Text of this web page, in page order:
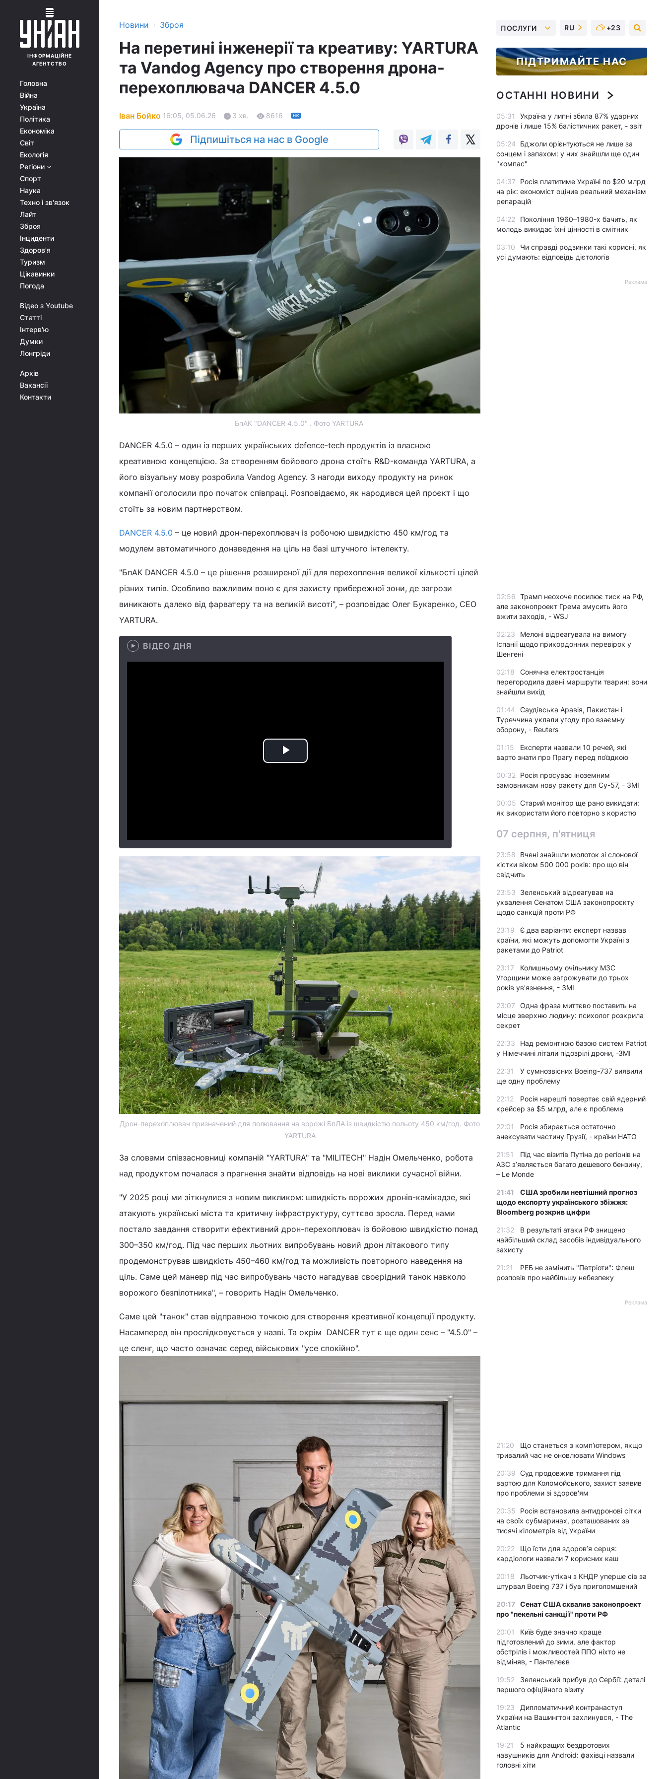
ІНФОРМАЦІЙНЕ
АГЕНТСТВО
Головна
Війна
Україна
Політика
Економіка
Світ
Екологія
Регіони
Спорт
Наука
Техно і зв'язок
Лайт
Зброя
Інциденти
Здоров'я
Туризм
Цікавинки
Погода
Відео з Youtube
Статті
Інтерв'ю
Думки
Лонгріди
Архів
Вакансії
Контакти
Новини › Зброя
На перетині інженерії та креативу: YARTURA
та Vandog Agency про створення дрона-
перехоплювача DANCER 4.5.0
Іван Бойко 16:05, 05.06.26 3 хв. 8616 НК
Підпишіться на нас в Google
БпАК "DANCER 4.5.0" . Фото YARTURA
DANCER 4.5.0 – один із перших українських defence-tech продуктів із власною
креативною концепцією. За створенням бойового дрона стоїть R&D-команда YARTURA, а
його візуальну мову розробила Vandog Agency. З нагоди виходу продукту на ринок
компанії оголосили про початок співпраці. Розповідаємо, як народився цей проєкт і що
стоїть за новим партнерством.
DANCER 4.5.0 – це новий дрон-перехоплювач із робочою швидкістю 450 км/год та
модулем автоматичного донаведення на ціль на базі штучного інтелекту.
"БпАК DANCER 4.5.0 – це рішення розширеної дії для перехоплення великої кількості цілей
різних типів. Особливо важливим воно є для захисту прибережної зони, де загрози
виникають далеко від фарватеру та на великій висоті", – розповідає Олег Букаренко, CEO
YARTURA.
ВІДЕО ДНЯ
Play
Дрон-перехоплювач призначений для полювання на ворожі БпЛА із швидкістю польоту 450 км/год. Фото
YARTURA
За словами співзасновниці компаній "YARTURA" та "MILITECH" Надін Омельченко, робота
над продуктом почалася з прагнення знайти відповідь на нові виклики сучасної війни.
"У 2025 році ми зіткнулися з новим викликом: швидкість ворожих дронів-камікадзе, які
атакують українські міста та критичну інфраструктуру, суттєво зросла. Перед нами
постало завдання створити ефективний дрон-перехоплювач із бойовою швидкістю понад
300–350 км/год. Під час перших льотних випробувань новий дрон літакового типу
продемонстрував швидкість 450–460 км/год та можливість повторного наведення на
ціль. Саме цей маневр під час випробувань часто нагадував своєрідний танок навколо
ворожого безпілотника", – говорить Надін Омельченко.
Саме цей "танок" став відправною точкою для створення креативної концепції продукту.
Насамперед він прослідковується у назві. Та окрім DANCER тут є ще один сенс – "4.5.0" –
це сленг, що часто означає серед військових "усе спокійно".
ПОСЛУГИ RU +23
ПІДТРИМАЙТЕ НАС
ОСТАННІ НОВИНИ
05:31
Україна у липні збила 87% ударних
дронів і лише 15% балістичних ракет, - звіт
05:24
Бджоли орієнтуються не лише за
сонцем і запахом: у них знайшли ще один
"компас"
04:37
Росія платитиме Україні по $20 млрд
на рік: економіст оцінив реальний механізм
репарацій
04:22
Покоління 1960–1980-х бачить, як
молодь викидає їхні цінності в смітник
03:10
Чи справді родзинки такі корисні, як
усі думають: відповідь дієтологів
Реклама
02:56 Трамп неохоче посилює тиск на РФ,
але законопроект Грема змусить його
вжити заходів, - WSJ
02:23
Мелоні відреагувала на вимогу
Іспанії щодо прикордонних перевірок у
Шенгені
02:18
Сонячна електростанція
перегородила давні маршрути тварин: вони
знайшли вихід
01:44
Саудівська Аравія, Пакистан і
Туреччина уклали угоду про взаємну
оборону, - Reuters
01:15
Експерти назвали 10 речей, які
варто знати про Прагу перед поїздкою
00:32
Росія просуває іноземним
замовникам нову ракету для Су-57, - ЗМІ
00:05 Старий монітор ще рано викидати:
як використати його повторно з користю
07 серпня, п'ятниця
23:58
Вчені знайшли молоток зі слонової
кістки віком 500 000 років: про що він
свідчить
23:53
Зеленський відреагував на
ухвалення Сенатом США законопроєкту
щодо санкцій проти РФ
23:19
Є два варіанти: експерт назвав
країни, які можуть допомогти Україні з
ракетами до Patriot
23:17
Колишньому очільнику МЗС
Угорщини може загрожувати до трьох
років ув'язнення, - ЗМІ
23:07
Одна фраза миттєво поставить на
місце зверхню людину: психолог розкрила
секрет
22:33
Над ремонтною базою систем Patriot
у Німеччині літали підозрілі дрони, -ЗМІ
22:31
У сумнозвісних Boeing-737 виявили
ще одну проблему
22:12
Росія нарешті повертає свій ядерний
крейсер за $5 млрд, але є проблема
22:01
Росія збирається остаточно
анексувати частину Грузії, - країни НАТО
21:51
Під час візитів Путіна до регіонів на
АЗС з’являється багато дешевого бензину,
– Le Monde
21:41
США зробили невтішний прогноз
щодо експорту українського збіжжя:
Bloomberg розкрив цифри
21:32
В результаті атаки РФ знищено
найбільший склад засобів індивідуального
захисту
21:21
РЕБ не замінить "Петріоти": Флеш
розповів про найбільшу небезпеку
Реклама
21:20
Що станеться з комп’ютером, якщо
тривалий час не оновлювати Windows
20:39 Суд продовжив тримання під
вартою для Коломойського, захист заявив
про проблеми зі здоров'ям
20:35
Росія встановила антидронові сітки
на своїх субмаринах, розташованих за
тисячі кілометрів від України
20:22
Що їсти для здоров’я серця:
кардіологи назвали 7 корисних каш
20:18
Льотчик-утікач з КНДР уперше сів за
штурвал Boeing 737 і був приголомшений
20:17 Сенат США схвалив законопроект
про "пекельні санкції" проти РФ
20:01
Київ буде значно краще
підготовлений до зими, але фактор
обстрілів і можливостей ППО ніхто не
відміняв, - Пантелеєв
19:52
Зеленський прибув до Сербії: деталі
першого офіційного візиту
19:23
Дипломатичний контранаступ
України на Вашингтон захлинувся, - The
Atlantic
19:21
5 найкращих бездротових
навушників для Android: фахівці назвали
головні хіти